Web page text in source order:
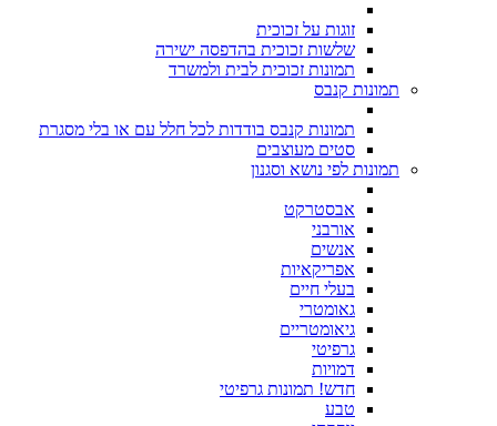
זוגות על זכוכית
שלשות זכוכית בהדפסה ישירה
תמונות זכוכית לבית ולמשרד
תמונות קנבס
תמונות קנבס בודדות לכל חלל עם או בלי מסגרת
סטים מעוצבים
תמונות לפי נושא וסגנון
אבסטרקט
אורבני
אנשים
אפריקאיות
בעלי חיים
גאומטרי
גיאומטריים
גרפיטי
דמויות
חדש! תמונות גרפיטי
טבע